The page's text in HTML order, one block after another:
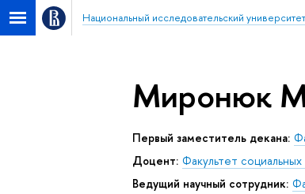
Национальный исследовательский
Миронюк
Первый заместитель декана:
Доцент: Факультет социальных
Ведущий научный сотрудник: